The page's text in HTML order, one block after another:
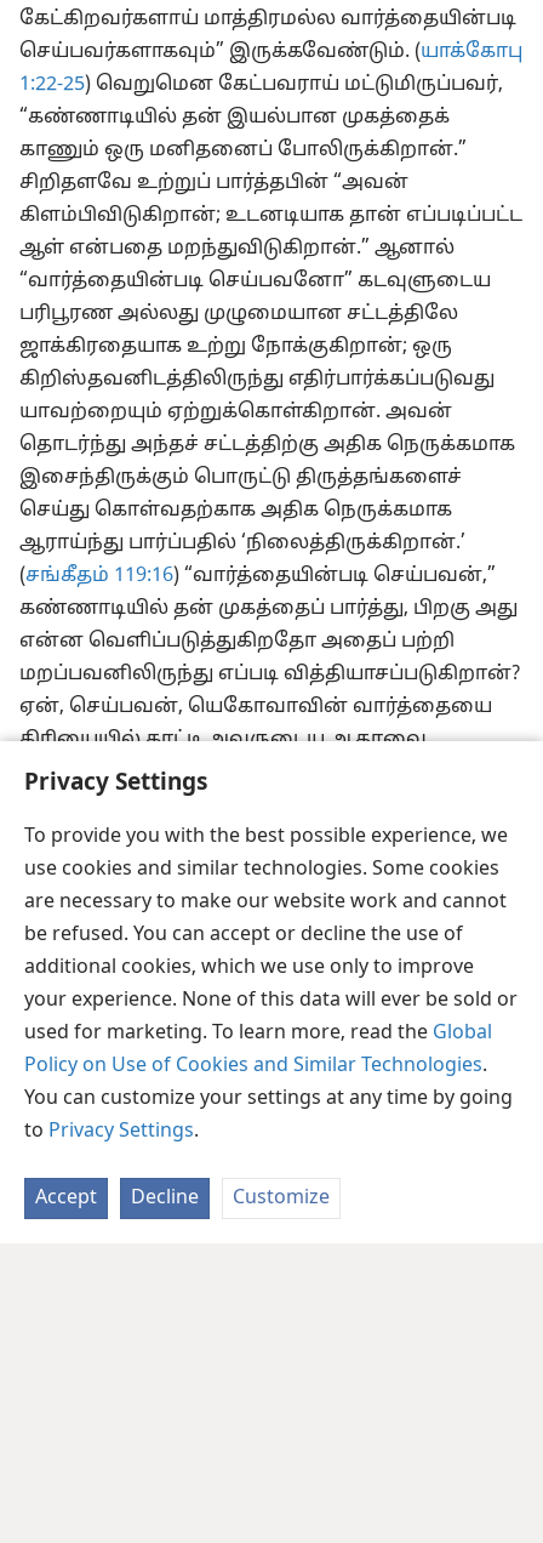
Privacy Settings
To provide you with the best possible experience, we
use cookies and similar technologies. Some cookies
are necessary to make our website work and cannot
be refused. You can accept or decline the use of
additional cookies, which we use only to improve
your experience. None of this data will ever be sold or
used for marketing. To learn more, read the Global
Policy on Use of Cookies and Similar Technologies.
You can customize your settings at any time by going
to Privacy Settings.
Accept Decline Customize
கேட்கிறவர்களாய் மாத்திரமல்ல வார்த்தையின்படி
செய்பவர்களாகவும்” இருக்கவேண்டும். (யாக்கோபு
1:22-25) வெறுமென கேட்பவராய் மட்டுமிருப்பவர்,
“கண்ணாடியில் தன் இயல்பான முகத்தைக்
காணும் ஒரு மனிதனைப் போலிருக்கிறான்.”
சிறிதளவே உற்றுப் பார்த்தபின் “அவன்
கிளம்பிவிடுகிறான்; உடனடியாக தான் எப்படிப்பட்ட
ஆள் என்பதை மறந்துவிடுகிறான்.” ஆனால்
“வார்த்தையின்படி செய்பவனோ” கடவுளுடைய
பரிபூரண அல்லது முழுமையான சட்டத்திலே
ஜாக்கிரதையாக உற்று நோக்குகிறான்; ஒரு
கிறிஸ்தவனிடத்திலிருந்து எதிர்பார்க்கப்படுவது
யாவற்றையும் ஏற்றுக்கொள்கிறான். அவன்
தொடர்ந்து அந்தச் சட்டத்திற்கு அதிக நெருக்கமாக
இசைந்திருக்கும் பொருட்டு திருத்தங்களைச்
செய்து கொள்வதற்காக அதிக நெருக்கமாக
ஆராய்ந்து பார்ப்பதில் ‘நிலைத்திருக்கிறான்.’
(சங்கீதம் 119:16) “வார்த்தையின்படி செய்பவன்,”
கண்ணாடியில் தன் முகத்தைப் பார்த்து, பிறகு அது
என்ன வெளிப்படுத்துகிறதோ அதைப் பற்றி
மறப்பவனிலிருந்து எப்படி வித்தியாசப்படுகிறான்?
ஏன், செய்பவன், யெகோவாவின் வார்த்தையை
கிரியையில் காட்டி அவருடைய ஆதரவை
அனுபவித்துக் களிக்கிறான்!—